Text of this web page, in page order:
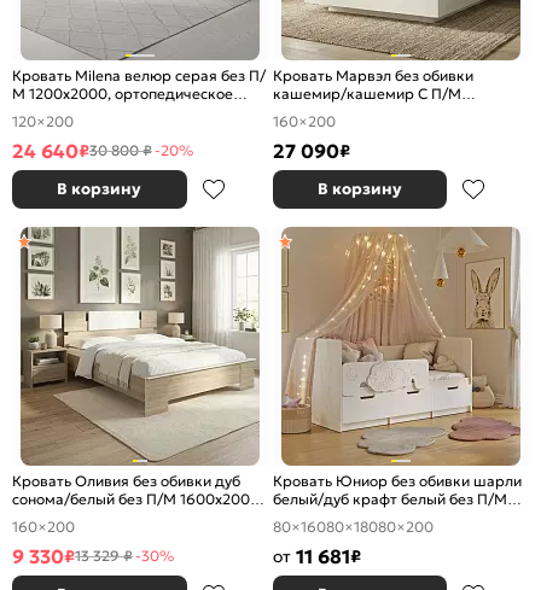
Кровать Milena велюр серая без П/
М 1200x2000, ортопедическое
основание, изголовье мягкое
120×200
24 640₽30 800 ₽-20%
В корзину
Кровать Марвэл без обивки
кашемир/кашемир С П/М
1600x2000, ортопедическое
основание, изголовье жесткое
160×200
27 090₽
В корзину
Кровать Оливия без обивки дуб
сонома/белый без П/М 1600x2000,
изголовье жесткое
160×200
9 330₽13 329 ₽-30%
Кровать Юниор без обивки шарли
белый/дуб крафт белый без П/М
800x1600, изголовье жесткое
80×16080×18080×200
от 11 681₽